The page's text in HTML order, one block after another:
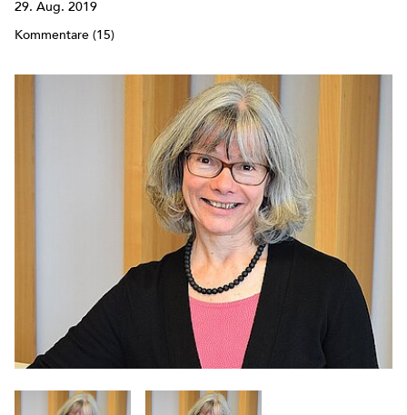
29. Aug. 2019
Kommentare (15)